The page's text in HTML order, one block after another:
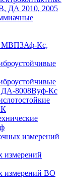
ДА 2010, 2005
МВП3Аф-Кс,
ДА-8008Вуф-Кс
К
измерений
измерений
измерений ВО